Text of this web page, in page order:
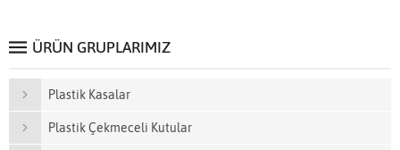
ÜRÜN GRUPLARIMIZ
Plastik Kasalar
Plastik Çekmeceli Kutular